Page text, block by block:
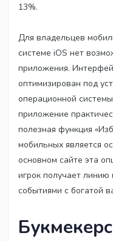
13%.
Для владельцев
системе iOS нет
приложения.
оптимизирован под
операционной
приложение
полезная функция
мобильных является
основном сайте эта
игрок получает
событиями с богатой